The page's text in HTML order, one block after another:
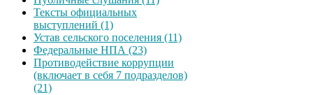
Тексты официальных
выступлений (1)
Устав сельского поселения (11)
Федеральные НПА (23)
Противодействие коррупции
(включает в себя 7 подразделов)
(21)